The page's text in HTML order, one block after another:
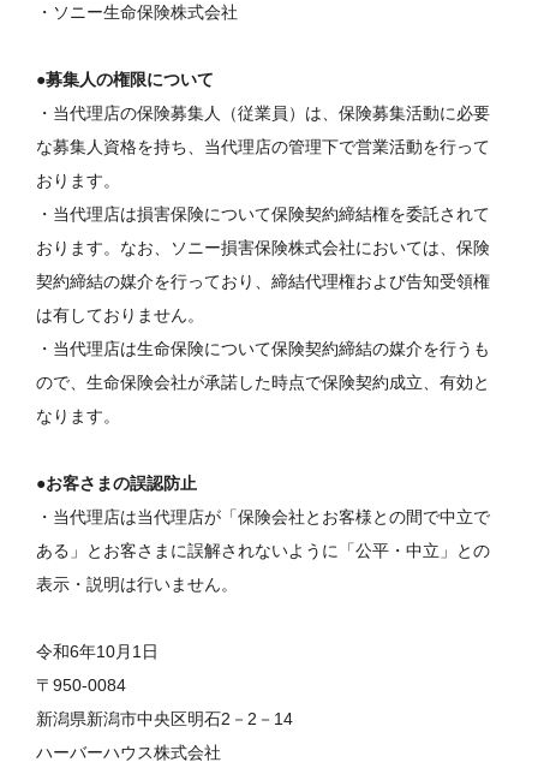
・ソニー生命保険株式会社
●募集人の権限について
・当代理店の保険募集人（従業員）は、保険募集活動に必要
な募集人資格を持ち、当代理店の管理下で営業活動を行って
おります。
・当代理店は損害保険について保険契約締結権を委託されて
おります。なお、ソニー損害保険株式会社においては、保険
契約締結の媒介を行っており、締結代理権および告知受領権
は有しておりません。
・当代理店は生命保険について保険契約締結の媒介を行うも
ので、生命保険会社が承諾した時点で保険契約成立、有効と
なります。
●お客さまの誤認防止
・当代理店は当代理店が「保険会社とお客様との間で中立で
ある」とお客さまに誤解されないように「公平・中立」との
表示・説明は行いません。
令和6年10月1日
〒950-0084
新潟県新潟市中央区明石2－2－14
ハーバーハウス株式会社